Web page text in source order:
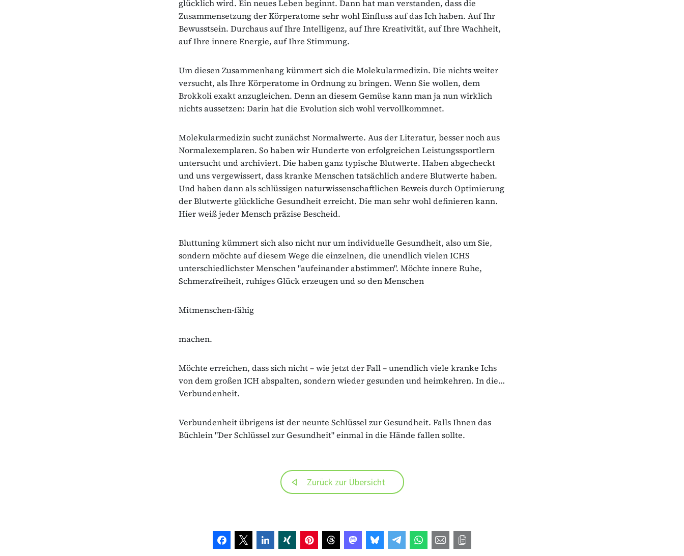
glücklich wird. Ein neues Leben beginnt. Dann hat man verstanden, dass die
Zusammensetzung der Körperatome sehr wohl Einfluss auf das Ich haben. Auf Ihr
Bewusstsein. Durchaus auf Ihre Intelligenz, auf Ihre Kreativität, auf Ihre Wachheit,
auf Ihre innere Energie, auf Ihre Stimmung.
Um diesen Zusammenhang kümmert sich die Molekularmedizin. Die nichts weiter
versucht, als Ihre Körperatome in Ordnung zu bringen. Wenn Sie wollen, dem
Brokkoli exakt anzugleichen. Denn an diesem Gemüse kann man ja nun wirklich
nichts aussetzen: Darin hat die Evolution sich wohl vervollkommnet.
Molekularmedizin sucht zunächst Normalwerte. Aus der Literatur, besser noch aus
Normalexemplaren. So haben wir Hunderte von erfolgreichen Leistungssportlern
untersucht und archiviert. Die haben ganz typische Blutwerte. Haben abgecheckt
und uns vergewissert, dass kranke Menschen tatsächlich andere Blutwerte haben.
Und haben dann als schlüssigen naturwissenschaftlichen Beweis durch Optimierung
der Blutwerte glückliche Gesundheit erreicht. Die man sehr wohl definieren kann.
Hier weiß jeder Mensch präzise Bescheid.
Bluttuning kümmert sich also nicht nur um individuelle Gesundheit, also um Sie,
sondern möchte auf diesem Wege die einzelnen, die unendlich vielen ICHS
unterschiedlichster Menschen "aufeinander abstimmen". Möchte innere Ruhe,
Schmerzfreiheit, ruhiges Glück erzeugen und so den Menschen
Mitmenschen-fähig
machen.
Möchte erreichen, dass sich nicht – wie jetzt der Fall – unendlich viele kranke Ichs
von dem großen ICH abspalten, sondern wieder gesunden und heimkehren. In die…
Verbundenheit.
Verbundenheit übrigens ist der neunte Schlüssel zur Gesundheit. Falls Ihnen das
Büchlein "Der Schlüssel zur Gesundheit" einmal in die Hände fallen sollte.
Zurück zur Übersicht